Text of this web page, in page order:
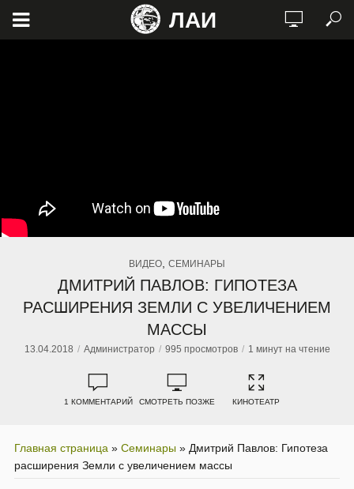
ЛАИ
ВИДЕО СЕМИНАРЫ
ДМИТРИЙ ПАВЛОВ: ГИПОТЕЗА
РАСШИРЕНИЯ ЗЕМЛИ С УВЕЛИЧЕНИЕМ
МАССЫ
13.04.2018 Администратор 995 просмотров 1 минут на чтение
1 КОММЕНТАРИЙ СМОТРЕТЬ ПОЗЖЕ КИНОТЕАТР
Главная страница » Семинары » Дмитрий Павлов: Гипотеза
расширения Земли с увеличением массы